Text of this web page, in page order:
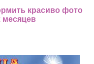
красиво фото
месяцев